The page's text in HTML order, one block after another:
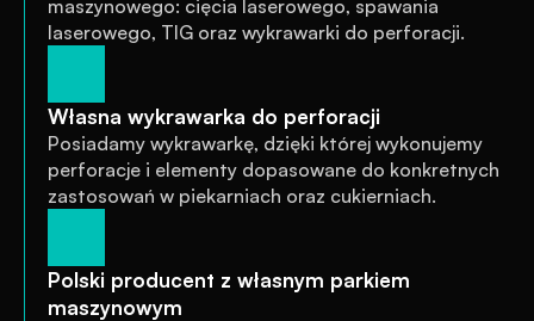
maszynowego: cięcia laserowego, spawania
laserowego, TIG oraz wykrawarki do perforacji.
Własna wykrawarka do perforacji
Posiadamy wykrawarkę, dzięki której wykonujemy
perforacje i elementy dopasowane do konkretnych
zastosowań w piekarniach oraz cukierniach.
Polski producent z własnym parkiem
maszynowym